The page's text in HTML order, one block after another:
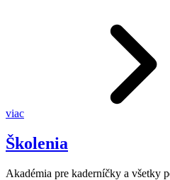
viac
Školenia
Akadémia pre kaderníčky a všetky